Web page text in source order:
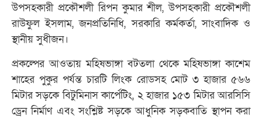
উপসহকারী প্রকৌশলী রিপন কুমার শীল, উপসহকারী প্রকৌশলী
রাউফুল ইসলাম, জনপ্রতিনিধি, সরকারি কর্মকর্তা, সাংবাদিক ও
স্থানীয় সুধীজন।
প্রকল্পের আওতায় মহিষভাঙ্গা বটতলা থেকে মহিষভাঙ্গা কাশেম
শাহের পুকুর পর্যন্ত চারটি লিংক রোডসহ মোট ৩ হাজার ৫৬৬
মিটার সড়কে বিটুমিনাস কার্পেটিং, ২ হাজার ১৫৩ মিটার আরসিসি
ড্রেন নির্মাণ এবং সংশ্লিষ্ট সড়কে আধুনিক সড়কবাতি স্থাপন করা